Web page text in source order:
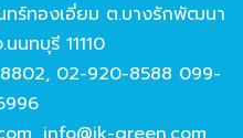
ร์ทองเอี่ยม ต.บางรักพัฒนา
นทบุรี 11110
, 02-920-8588 099-